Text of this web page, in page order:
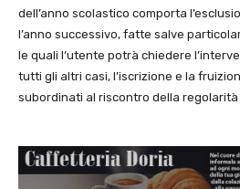
dell’anno scolastico comporta
l’anno successivo, fatte salve
le quali l’utente potrà chiedere
tutti gli altri casi, l’iscrizione e la
subordinati al riscontro della regolarità